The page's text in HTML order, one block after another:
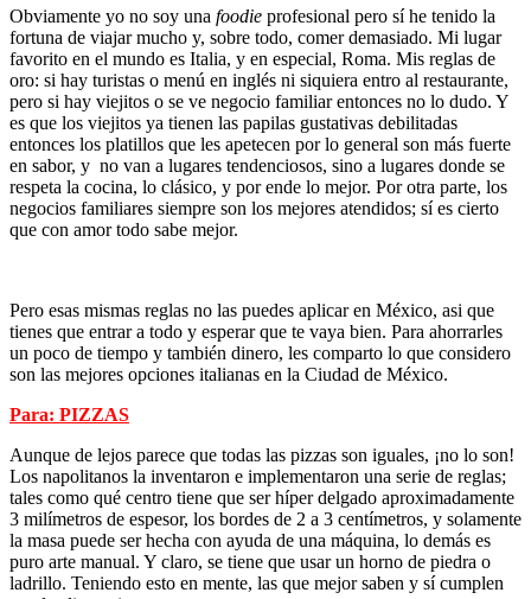
Obviamente yo no soy una foodie profesional pero sí he tenido la
fortuna de viajar mucho y, sobre todo, comer demasiado. Mi lugar
favorito en el mundo es Italia, y en especial, Roma. Mis reglas de
oro: si hay turistas o menú en inglés ni siquiera entro al restaurante,
pero si hay viejitos o se ve negocio familiar entonces no lo dudo. Y
es que los viejitos ya tienen las papilas gustativas debilitadas
entonces los platillos que les apetecen por lo general son más fuerte
en sabor, y no van a lugares tendenciosos, sino a lugares donde se
respeta la cocina, lo clásico, y por ende lo mejor. Por otra parte, los
negocios familiares siempre son los mejores atendidos; sí es cierto
que con amor todo sabe mejor.
Pero esas mismas reglas no las puedes aplicar en México, asi que
tienes que entrar a todo y esperar que te vaya bien. Para ahorrarles
un poco de tiempo y también dinero, les comparto lo que considero
son las mejores opciones italianas en la Ciudad de México.
Para: PIZZAS
Aunque de lejos parece que todas las pizzas son iguales, ¡no lo son!
Los napolitanos la inventaron e implementaron una serie de reglas;
tales como qué centro tiene que ser híper delgado aproximadamente
3 milímetros de espesor, los bordes de 2 a 3 centímetros, y solamente
la masa puede ser hecha con ayuda de una máquina, lo demás es
puro arte manual. Y claro, se tiene que usar un horno de piedra o
ladrillo. Teniendo esto en mente, las que mejor saben y sí cumplen